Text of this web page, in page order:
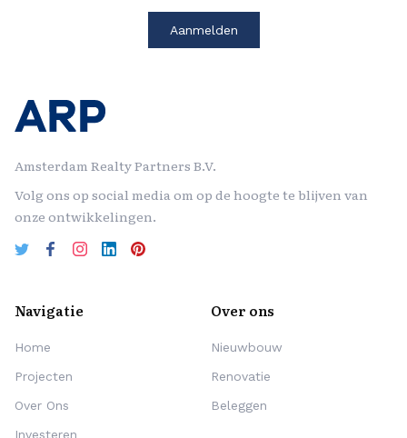
Amsterdam Realty Partners B.V.
Volg ons op social media om op de hoogte te blijven van
onze ontwikkelingen.
Navigatie
Home
Projecten
Over Ons
Investeren
Over ons
Nieuwbouw
Renovatie
Beleggen